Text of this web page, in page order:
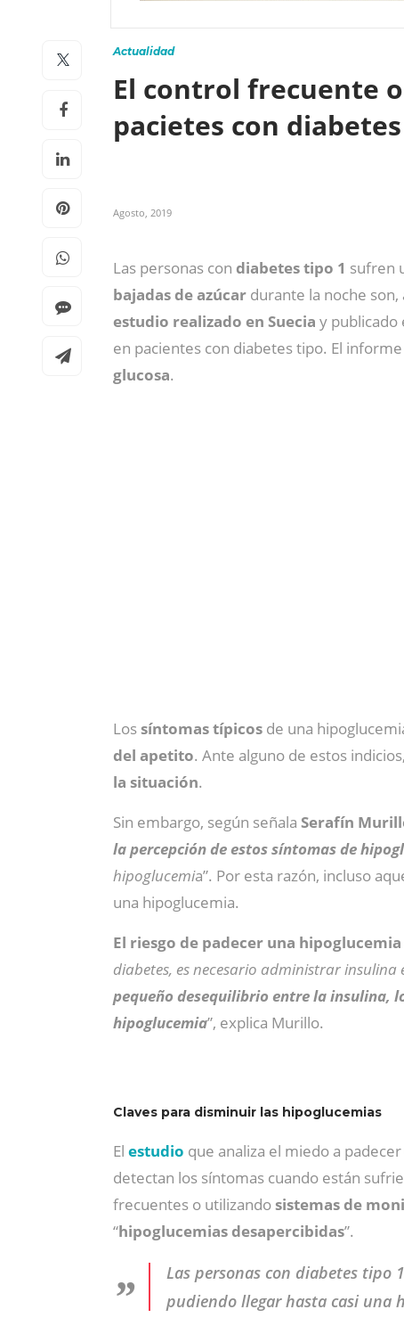
Actualidad
El control frecuente
pacietes con
Agosto, 2019
Las personas con diabetes tipo 1 sufren
bajadas de azúcar durante la noche son,
estudio realizado en Suecia y publicado
en pacientes con diabetes tipo. El
glucosa.
Lossíntomas típicos de una
del apetito. Ante alguno de estos
la situación.
Sin embargo, según señala Serafín
la percepción de estos síntomas de
hipoglucemia”. Por esta razón, incluso
una hipoglucemia.
El riesgo de padecer una
diabetes, es necesario administrar insulina
pequeño desequilibrio entre la insulina,
hipoglucemia”, explica Murillo.
Claves para disminuir las hipoglucemias
El estudio que analiza el miedo a
detectan los síntomas cuando están
frecuentes o utilizandosistemas de
“hipoglucemias desapercibidas”.
Las personas con diabetes tipo
pudiendo llegar hasta casi una